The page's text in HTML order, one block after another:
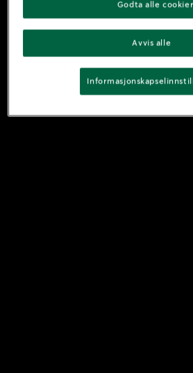
Avvis alle
Godta alle cookier